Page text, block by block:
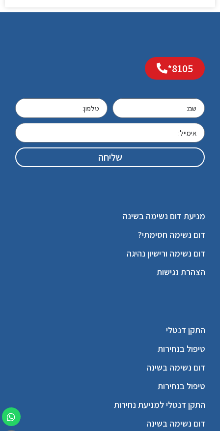
8105*
שליחה
מניעת דום נשימה בשינה
דום נשימה חסימתי?
דום נשימה ורישיון נהיגה
הצהרת נגישות
התקן דנטלי
טיפול בנחירות
דום נשימה בשינה
טיפול בנחירות
התקן דנטלי למניעת נחירות
דום נשימה בשינה